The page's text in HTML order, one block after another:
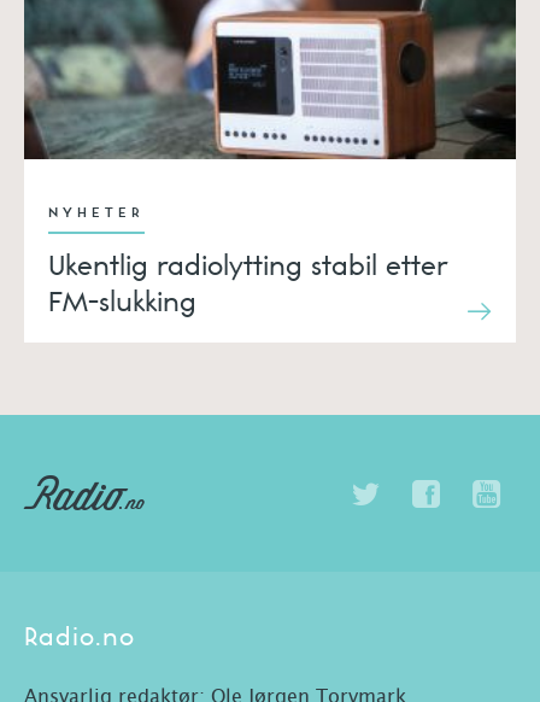
NYHETER
Ukentlig radiolytting stabil etter
FM-slukking
Radio.no
Ansvarlig redaktør: Ole Jørgen Torvmark.